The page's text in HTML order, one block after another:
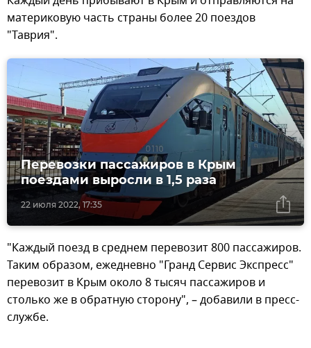
материковую часть страны более 20 поездов
"Таврия".
22 июля 2022, 17:35
Перевозки пассажиров в Крым
поездами выросли в 1,5 раза
"Каждый поезд в среднем перевозит 800 пассажиров.
Таким образом, ежедневно "Гранд Сервис Экспресс"
перевозит в Крым около 8 тысяч пассажиров и
столько же в обратную сторону", – добавили в пресс-
службе.